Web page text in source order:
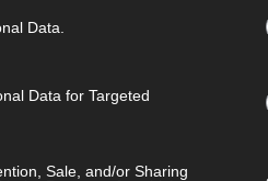
Data.
Data for Targeted
Sale, and/or Sharing
eine gültige E-Mail-
die unsere
Werbung werden nicht